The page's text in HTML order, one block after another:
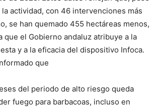
actividad, con 46 intervenciones más
se han quemado 455 hectáreas menos,
que el Gobierno andaluz atribuye a la
y a la eficacia del dispositivo Infoca.
que
del periodo de alto riesgo queda
fuego para barbacoas, incluso en